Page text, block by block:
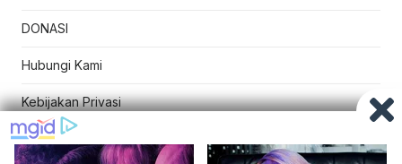
DONASI
Hubungi Kami
Kebijakan Privasi